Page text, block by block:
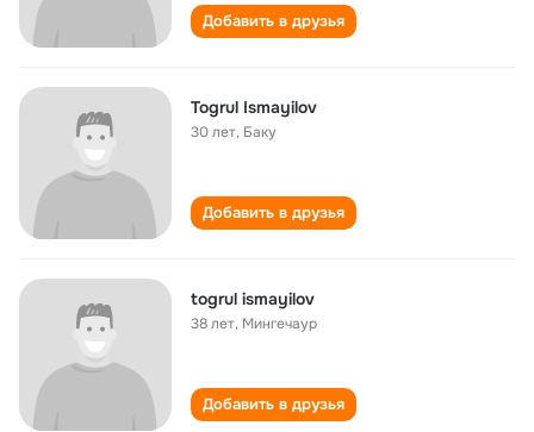
Добавить в друзья
Togrul Ismayilov
30 лет, Баку
Добавить в друзья
togrul ismayilov
38 лет, Мингечаур
Добавить в друзья